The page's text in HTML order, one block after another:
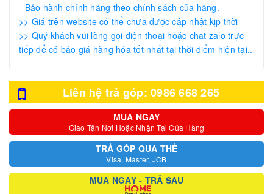
- Bảo hành chính hãng theo chính sách của hãng.
>> Giá trên website có thể chưa được cập nhật kịp thời
>> Quý khách vui lòng gọi điện thoại hoặc chat zalo trực
tiếp để có báo giá hàng hóa tốt nhất tại thời điểm hiện tại..
Liên hệ trả góp: 0986 668 265
MUA NGAY
Giao Tận Nơi Hoặc Nhận Tại Cửa Hàng
TRẢ GÓP QUA THẺ
Visa, Master, JCB
MUA NGAY - TRẢ SAU